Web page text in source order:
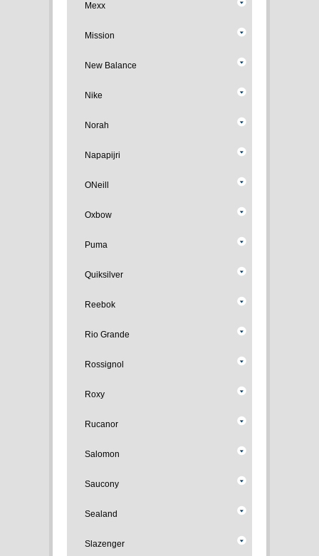
Mexx
Mission
New Balance
Nike
Norah
Napapijri
ONeill
Oxbow
Puma
Quiksilver
Reebok
Rio Grande
Rossignol
Roxy
Rucanor
Salomon
Saucony
Sealand
Slazenger